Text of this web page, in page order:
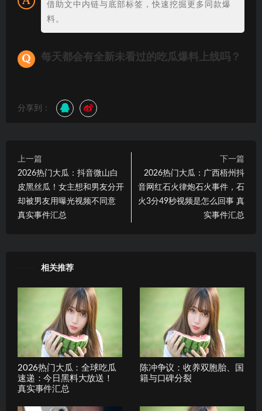
借助文中内链与底部标签，快速挖掘更多同款爆
料。
每天都会有全新未看过的吃瓜爆料上线吗？
分享到：
上一篇
2026热门大瓜：抖音微山白
皮黑丝瓜！女主想和男友分开
却被男友用曝光视频不同意
真实事件汇总
下一篇
2026热门大瓜：广西梧州抖
音网红石火律炮石火事件，石
火3分49秒视频是怎么回事 真
实事件汇总
相关推荐
2026热门大瓜：全球吃瓜
速递：今日黑料大放送！
真实事件汇总
陈冲争议：收养双胞胎、国
籍与口碑分裂